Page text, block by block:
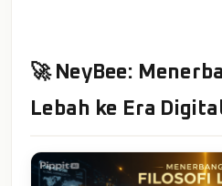
🚀 NeyBee:
Lebah ke Era